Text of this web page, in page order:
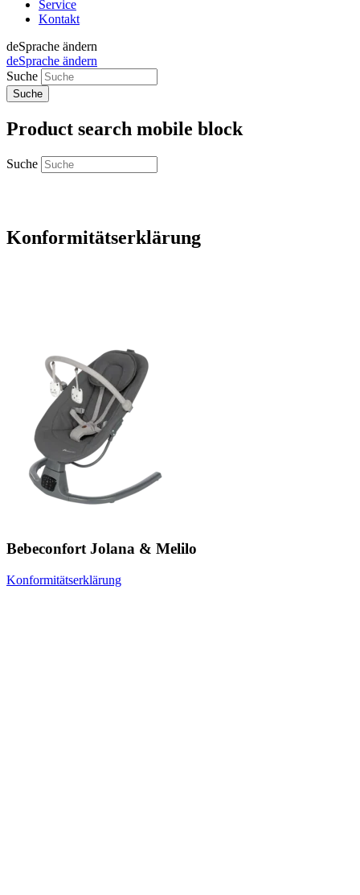
Service
Kontakt
deSprache ändern
deSprache ändern
Suche
Product search mobile block
Suche
Konformitätserklärung
Bebeconfort Jolana & Melilo
Konformitätserklärung